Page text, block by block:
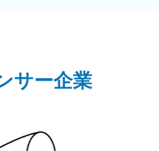
サー企業